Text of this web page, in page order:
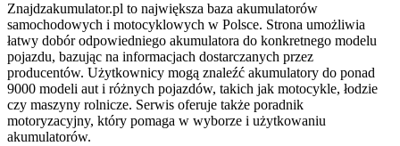
Znajdzakumulator.pl to największa baza akumulatorów
samochodowych i motocyklowych w Polsce. Strona umożliwia
łatwy dobór odpowiedniego akumulatora do konkretnego modelu
pojazdu, bazując na informacjach dostarczanych przez
producentów. Użytkownicy mogą znaleźć akumulatory do ponad
9000 modeli aut i różnych pojazdów, takich jak motocykle, łodzie
czy maszyny rolnicze. Serwis oferuje także poradnik
motoryzacyjny, który pomaga w wyborze i użytkowaniu
akumulatorów.